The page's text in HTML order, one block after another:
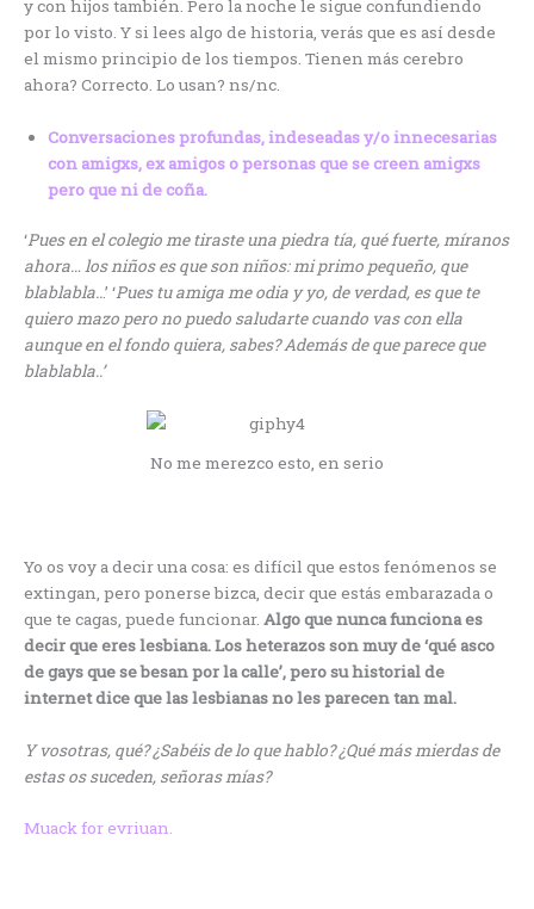
y con hijos también. Pero la noche le sigue confundiendo
por lo visto. Y si lees algo de historia, verás que es así desde
el mismo principio de los tiempos. Tienen más cerebro
ahora? Correcto. Lo usan? ns/nc.
Conversaciones profundas, indeseadas y/o innecesarias
con amigxs, ex amigos o personas que se creen amigxs
pero que ni de coña.
‘Pues en el colegio me tiraste una piedra tía, qué fuerte, míranos
ahora… los niños es que son niños: mi primo pequeño, que
blablabla...’ ‘Pues tu amiga me odia y yo, de verdad, es que te
quiero mazo pero no puedo saludarte cuando vas con ella
aunque en el fondo quiera, sabes? Además de que parece que
blablabla..’
No me merezco esto, en serio
Yo os voy a decir una cosa: es difícil que estos fenómenos se
extingan, pero ponerse bizca, decir que estás embarazada o
que te cagas, puede funcionar. Algo que nunca funciona es
decir que eres lesbiana. Los heterazos son muy de ‘qué asco
de gays que se besan por la calle’, pero su historial de
internet dice que las lesbianas no les parecen tan mal.
Y vosotras, qué? ¿Sabéis de lo que hablo? ¿Qué más mierdas de
estas os suceden, señoras mías?
Muack for evriuan.